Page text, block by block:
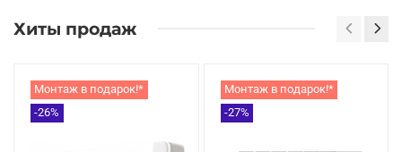
Хиты продаж
Монтаж в подарок!*
-26%
Монтаж в подарок!*
-27%